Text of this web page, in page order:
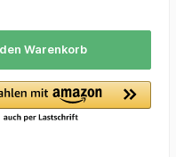
Warenkorb